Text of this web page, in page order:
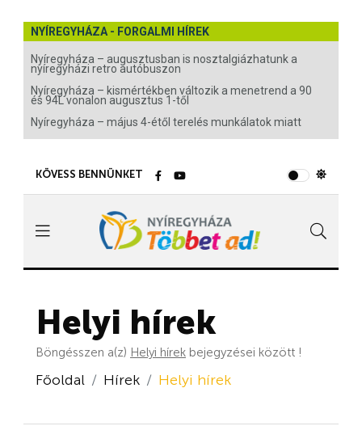
NYÍREGYHÁZA - FORGALMI HÍREK
Nyíregyháza – augusztusban is nosztalgiázhatunk a
nyíregyházi retro autóbuszon
Nyíregyháza – kismértékben változik a menetrend a 90
és 94L vonalon augusztus 1-től
Nyíregyháza – május 4-étől terelés munkálatok miatt